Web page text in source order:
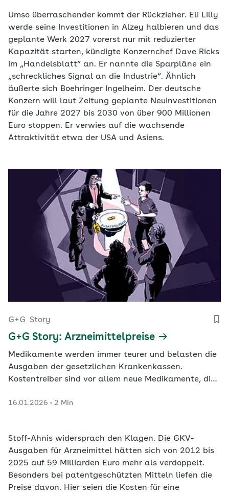
Umso überraschender kommt der Rückzieher. Eli Lilly
werde seine Investitionen in Alzey halbieren und das
geplante Werk 2027 vorerst nur mit reduzierter
Kapazität starten, kündigte Konzernchef Dave Ricks
im „Handelsblatt“ an. Er nannte die Sparpläne ein
„schreckliches Signal an die Industrie“. Ähnlich
äußerte sich Boehringer Ingelheim. Der deutsche
Konzern will laut Zeitung geplante Neuinvestitionen
für die Jahre 2027 bis 2030 von über 900 Millionen
Euro stoppen. Er verwies auf die wachsende
Attraktivität etwa der USA und Asiens.
G+G Story
G+G Story: Arzneimittelpreise
Medikamente werden immer teurer und belasten die
Ausgaben der gesetzlichen Krankenkassen.
Kostentreiber sind vor allem neue Medikamente, die
Hürden die Arzneimittelbepreisung überwinden muss
16.01.2026 2 Min
Stoff-Ahnis widersprach den Klagen. Die GKV-
Ausgaben für Arzneimittel hätten sich von 2012 bis
2025 auf 59 Milliarden Euro mehr als verdoppelt.
Besonders bei patentgeschützten Mitteln liefen die
Preise davon. Hier seien die Kosten für eine